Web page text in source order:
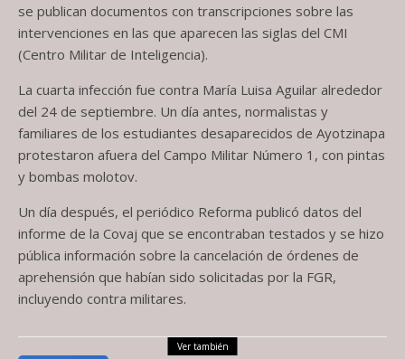
se publican documentos con transcripciones sobre las
intervenciones en las que aparecen las siglas del CMI
(Centro Militar de Inteligencia).
La cuarta infección fue contra María Luisa Aguilar alrededor
del 24 de septiembre. Un día antes, normalistas y
familiares de los estudiantes desaparecidos de Ayotzinapa
protestaron afuera del Campo Militar Número 1, con pintas
y bombas molotov.
Un día después, el periódico Reforma publicó datos del
informe de la Covaj que se encontraban testados y se hizo
pública información sobre la cancelación de órdenes de
aprehensión que habían sido solicitadas por la FGR,
incluyendo contra militares.
Ver también